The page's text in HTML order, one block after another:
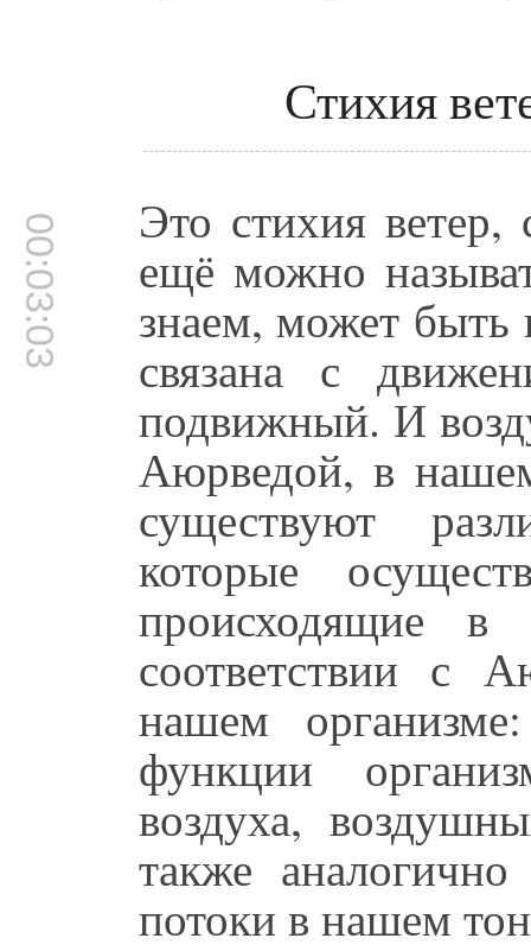
Стихия
00:03:03 Это стихия ветер,
ещё можно
знаем, может быть
связана с
подвижный. И
Аюрведой, в
существуют
которые
происходящие
соответствии с
нашем
функции
воздуха,
также
потоки в нашем